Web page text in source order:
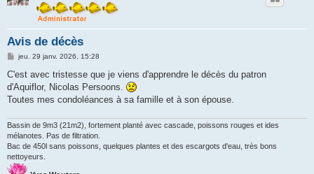
Avis de décès
M
s
a
g
jeu. 29 janv. 2026, 15:28
C'est avec tristesse que je viens d'apprendre le décès du patron
d'Aquiflor, Nicolas Persoons.
Toutes mes condoléances à sa famille et à son épouse.
Bassin de 9m3 (21m2), fortement planté avec cascade, poissons rouges et ides
mélanotes. Pas de filtration.
Bac de 450l sans poissons, quelques plantes et des escargots d'eau, très bons
nettoyeurs.